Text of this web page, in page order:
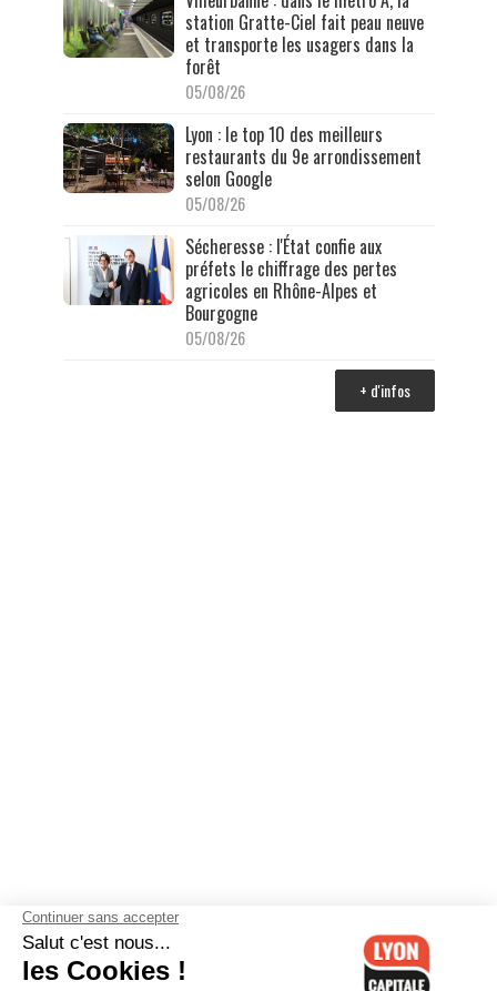
station Gratte-Ciel fait peau neuve
et transporte les usagers dans la
forêt
05/08/26
Lyon : le top 10 des meilleurs
restaurants du 9e arrondissement
selon Google
05/08/26
Sécheresse : l'État confie aux
préfets le chiffrage des pertes
agricoles en Rhône-Alpes et
Bourgogne
05/08/26
+ d'infos